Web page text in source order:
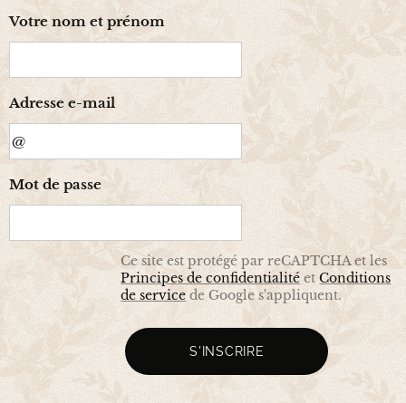
Votre nom et prénom
Adresse e-mail
Mot de passe
Ce site est protégé par reCAPTCHA et les
Principes de confidentialité etConditions
de servicede Google s'appliquent.
S'INSCRIRE